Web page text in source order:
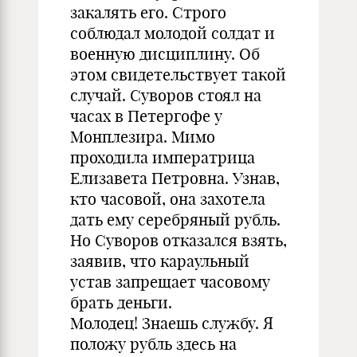
закалять его. Строго
соблюдал молодой солдат и
военную дисциплину. Об
этом свидетельствует такой
случай. Суворов стоял на
часах в Петергофе у
Монплезира. Мимо
проходила императрица
Елизавета Петровна. Узнав,
кто часовой, она захотела
дать ему серебряный рубль.
Но Суворов отказался взять,
заявив, что караульный
устав запрещает часовому
брать деньги.
Молодец! Знаешь службу. Я
положу рубль здесь на